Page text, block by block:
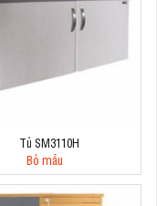
Tủ SM3110H
Bỏ mẫu